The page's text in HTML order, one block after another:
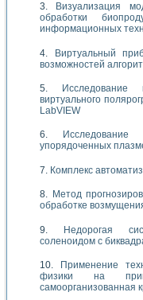
Визуализация
обработки
информационных
Виртуальный
возможностей
Исследование
виртуального
LabVIEW
упорядоченных
Комплекс
Метод
обработке
Недорогая
соленоидом с
Применение
физики на
самоорганизованная